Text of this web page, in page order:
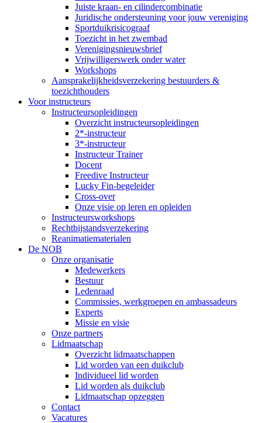
Juiste kraan- en cilindercombinatie
Juridische ondersteuning voor jouw vereniging
Sportduikrisicograaf
Toezicht in het zwembad
Verenigingsnieuwsbrief
Vrijwilligerswerk onder water
Workshops
Aansprakelijkheidsverzekering bestuurders &
toezichthouders
Voor instructeurs
Instructeursopleidingen
Overzicht instructeursopleidingen
2*-instructeur
3*-instructeur
Instructeur Trainer
Docent
Freedive Instructeur
Lucky Fin-begeleider
Cross-over
Onze visie op leren en opleiden
Instructeursworkshops
Rechtbijstandsverzekering
Reanimatiematerialen
De NOB
Onze organisatie
Medewerkers
Bestuur
Ledenraad
Commissies, werkgroepen en ambassadeurs
Experts
Missie en visie
Onze partners
Lidmaatschap
Overzicht lidmaatschappen
Lid worden van een duikclub
Individueel lid worden
Lid worden als duikclub
Lidmaatschap opzeggen
Contact
Vacatures